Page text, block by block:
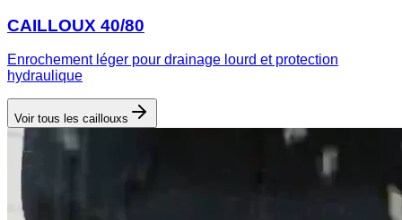
CAILLOUX 40/80
Enrochement léger pour drainage lourd et protection
hydraulique
Voir tous les caillouxs